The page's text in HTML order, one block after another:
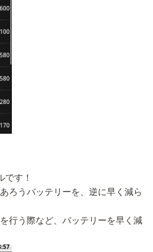
です！
ろうバッテリーを、逆に早く減ら
行う際など、バッテリーを早く減